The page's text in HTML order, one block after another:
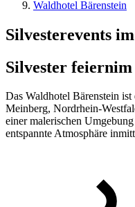
Waldhotel Bärenstein
Silvesterevents
Silvester feiernim
Das Waldhotel Bärenstein
Meinberg, Nordrhein-
einer malerischen
entspannte Atmosphäre